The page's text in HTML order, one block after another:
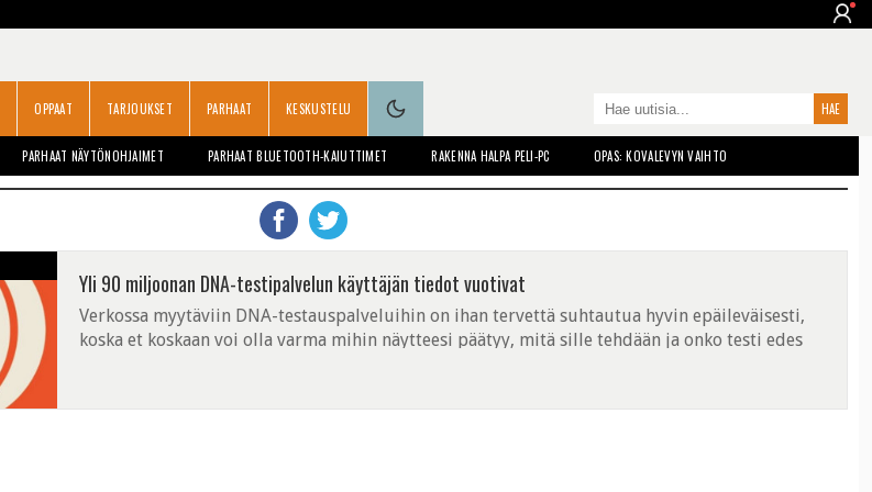
OPPAAT TARJOUKSET PARHAAT KESKUSTELU
PARHAAT NÄYTÖNOHJAIMET PARHAAT BLUETOOTH-KAIUTTIMET RAKENNA HALPA PELI-PC OPAS: KOVALEVYN VAIHTO
Yli 90 miljoonan DNA-testipalvelun käyttäjän tiedot vuotivat
Verkossa myytäviin DNA-testauspalveluihin on ihan tervettä suhtautua hyvin epäileväisesti,
koska et koskaan voi olla varma mihin näytteesi päätyy, mitä sille tehdään ja onko testi edes